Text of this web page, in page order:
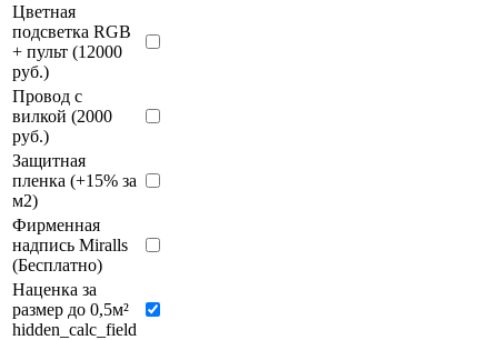
Цветная
подсветка RGB
+ пульт (12000
руб.)
Провод с
вилкой (2000
руб.)
Защитная
пленка (+15% за
м2)
Фирменная
надпись Miralls
(Бесплатно)
Наценка за
размер до 0,5м²
hidden_calc_field